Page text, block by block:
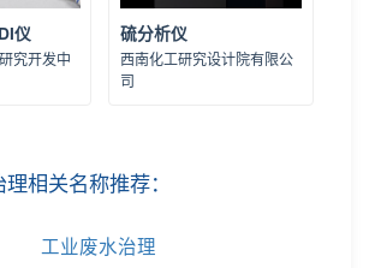
仪
究开发中
硫分析仪
西南化工研究设计院有限公
司
相关名称推荐：
工业废水治理